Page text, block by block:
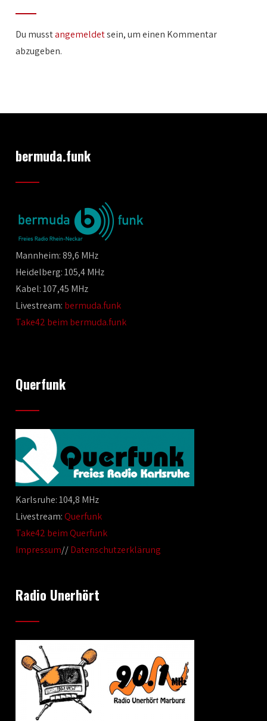
Du musstangemeldetsein, um einen Kommentar
abzugeben.
bermuda.funk
Mannheim: 89,6 MHz
Heidelberg: 105,4 MHz
Kabel: 107,45 MHz
Livestream: bermuda.funk
Take42 beim bermuda.funk
Querfunk
Karlsruhe: 104,8 MHz
Livestream:Querfunk
Take42 beim Querfunk
Impressum//Datenschutzerklärung
Radio Unerhört